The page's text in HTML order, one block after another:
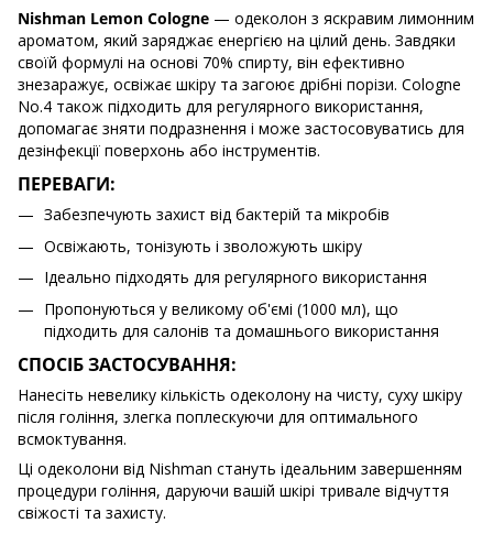
Nishman Lemon Cologne — одеколон з яскравим лимонним
ароматом, який заряджає енергією на цілий день. Завдяки
своїй формулі на основі 70% спирту, він ефективно
знезаражує, освіжає шкіру та загоює дрібні порізи. Cologne
No.4 також підходить для регулярного використання,
допомагає зняти подразнення і може застосовуватись для
дезінфекції поверхонь або інструментів.
ПЕРЕВАГИ:
Забезпечують захист від бактерій та мікробів
Освіжають, тонізують і зволожують шкіру
Ідеально підходять для регулярного використання
Пропонуються у великому об'ємі (1000 мл), що
підходить для салонів та домашнього використання
СПОСІБ ЗАСТОСУВАННЯ:
Нанесіть невелику кількість одеколону на чисту, суху шкіру
після гоління, злегка поплескуючи для оптимального
всмоктування.
Ці одеколони від Nishman стануть ідеальним завершенням
процедури гоління, даруючи вашій шкірі тривале відчуття
свіжості та захисту.